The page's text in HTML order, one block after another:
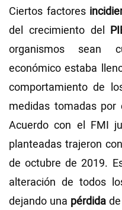
Ciertos factores
del crecimiento del
organismos sean
económico estaba
comportamiento de
medidas tomadas por
Acuerdo con el FMI
planteadas trajeron
de octubre de 2019.
alteración de todos
dejando una pérdida